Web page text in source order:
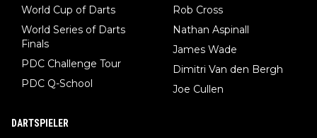
World Cup of Darts
World Series of Darts
Finals
PDC Challenge Tour
PDC Q-School
Rob Cross
Nathan Aspinall
James Wade
Dimitri Van den Bergh
Joe Cullen
DARTSPIELER